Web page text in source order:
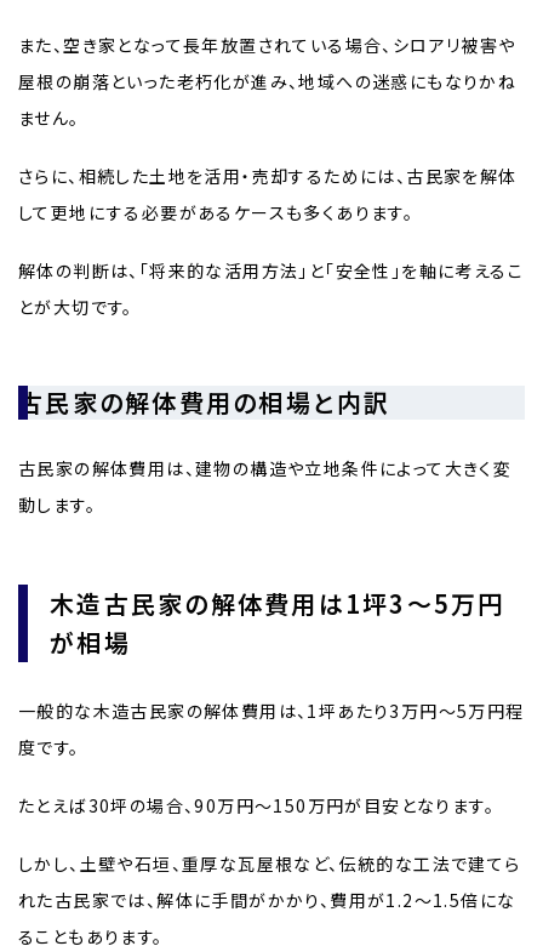
また、空き家となって長年放置されている場合、シロアリ被害や
屋根の崩落といった老朽化が進み、地域への迷惑にもなりかね
ません。
さらに、相続した土地を活用・売却するためには、古民家を解体
して更地にする必要があるケースも多くあります。
解体の判断は、「将来的な活用方法」と「安全性」を軸に考えるこ
とが大切です。
古民家の解体費用の相場と内訳
古民家の解体費用は、建物の構造や立地条件によって大きく変
動します。
木造古民家の解体費用は1坪3〜5万円
が相場
一般的な木造古民家の解体費用は、1坪あたり3万円〜5万円程
度です。
たとえば30坪の場合、90万円〜150万円が目安となります。
しかし、土壁や石垣、重厚な瓦屋根など、伝統的な工法で建てら
れた古民家では、解体に手間がかかり、費用が1.2〜1.5倍にな
ることもあります。